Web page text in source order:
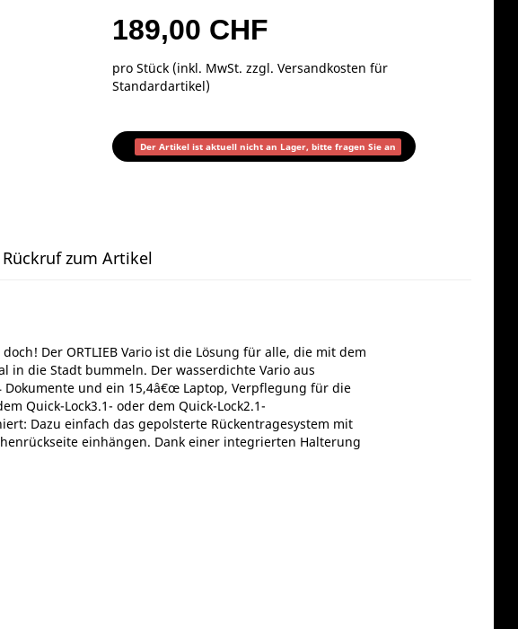
189,00 CHF
pro Stück (inkl. MwSt. zzgl.Versandkosten für
Standardartikel)
Der Artikel ist aktuell nicht an Lager, bitte fragen Sie an
Rückruf zum Artikel
Der ORTLIEB Vario ist die Lösung für alle, die mit dem
die Stadt bummeln. Der wasserdichte Vario aus
und ein 15,4â€œ Laptop, Verpflegung für die
Quick-Lock3.1- oder dem Quick-Lock2.1-
Dazu einfach das gepolsterte Rückentragesystem mit
einhängen. Dank einer integrierten Halterung